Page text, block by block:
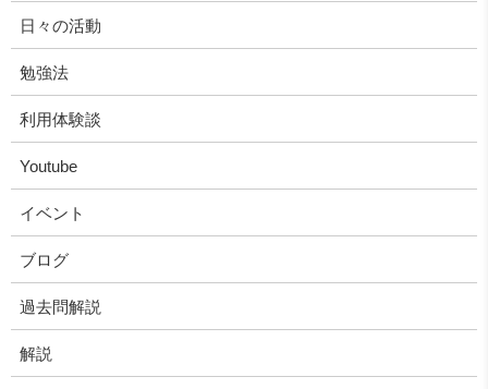
日々の活動
勉強法
利用体験談
Youtube
イベント
ブログ
過去問解説
解説